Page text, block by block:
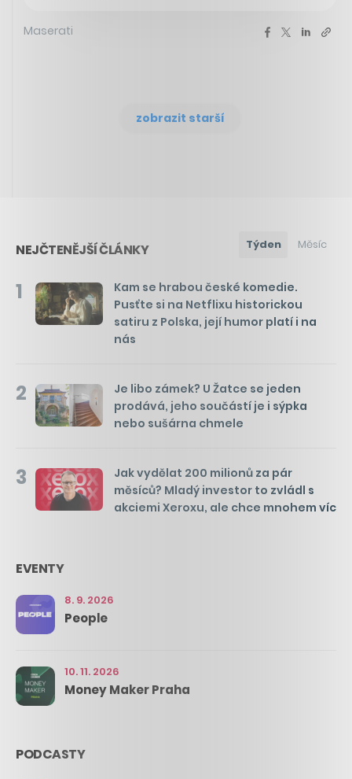
Maserati
zobrazit starší
NEJČTENĚJŠÍ ČLÁNKY Týden Měsíc
1
Kam se hrabou české komedie.
Pusťte si na Netflixu historickou
satiru z Polska, její humor platí i na
nás
2
Je libo zámek? U Žatce se jeden
prodává, jeho součástí je i sýpka
nebo sušárna chmele
3
Jak vydělat 200 milionů za pár
měsíců? Mladý investor to zvládl s
akciemi Xeroxu, ale chce mnohem víc
EVENTY
8. 9. 2026
People
10. 11. 2026
Money Maker Praha
PODCASTY